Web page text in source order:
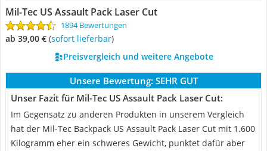
Mil-Tec US Assault Pack Laser Cut
1894 Bewertungen
ab 39,00 € ( Sofort lieferbar)
Preisvergleich und weitere Angebote
Unsere Bewertung: SEHR GUT
Unser Fazit für Mil-Tec US Assault Pack Laser Cut:
Im Gegensatz zu anderen Produkten in unserem Vergleich
hat der Mil-Tec Backpack US Assault Pack Laser Cut mit 1.600
Kilogramm eher ein schweres Gewicht, punktet dafür aber